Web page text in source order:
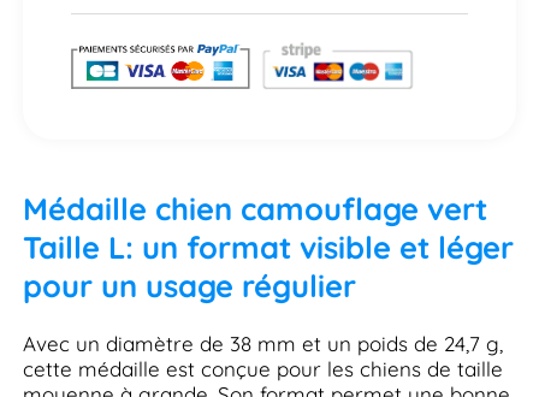
Médaille chien camouflage vert
Taille L: un format visible et léger
pour un usage régulier
Avec un diamètre de 38 mm et un poids de 24,7 g,
cette médaille est conçue pour les chiens de taille